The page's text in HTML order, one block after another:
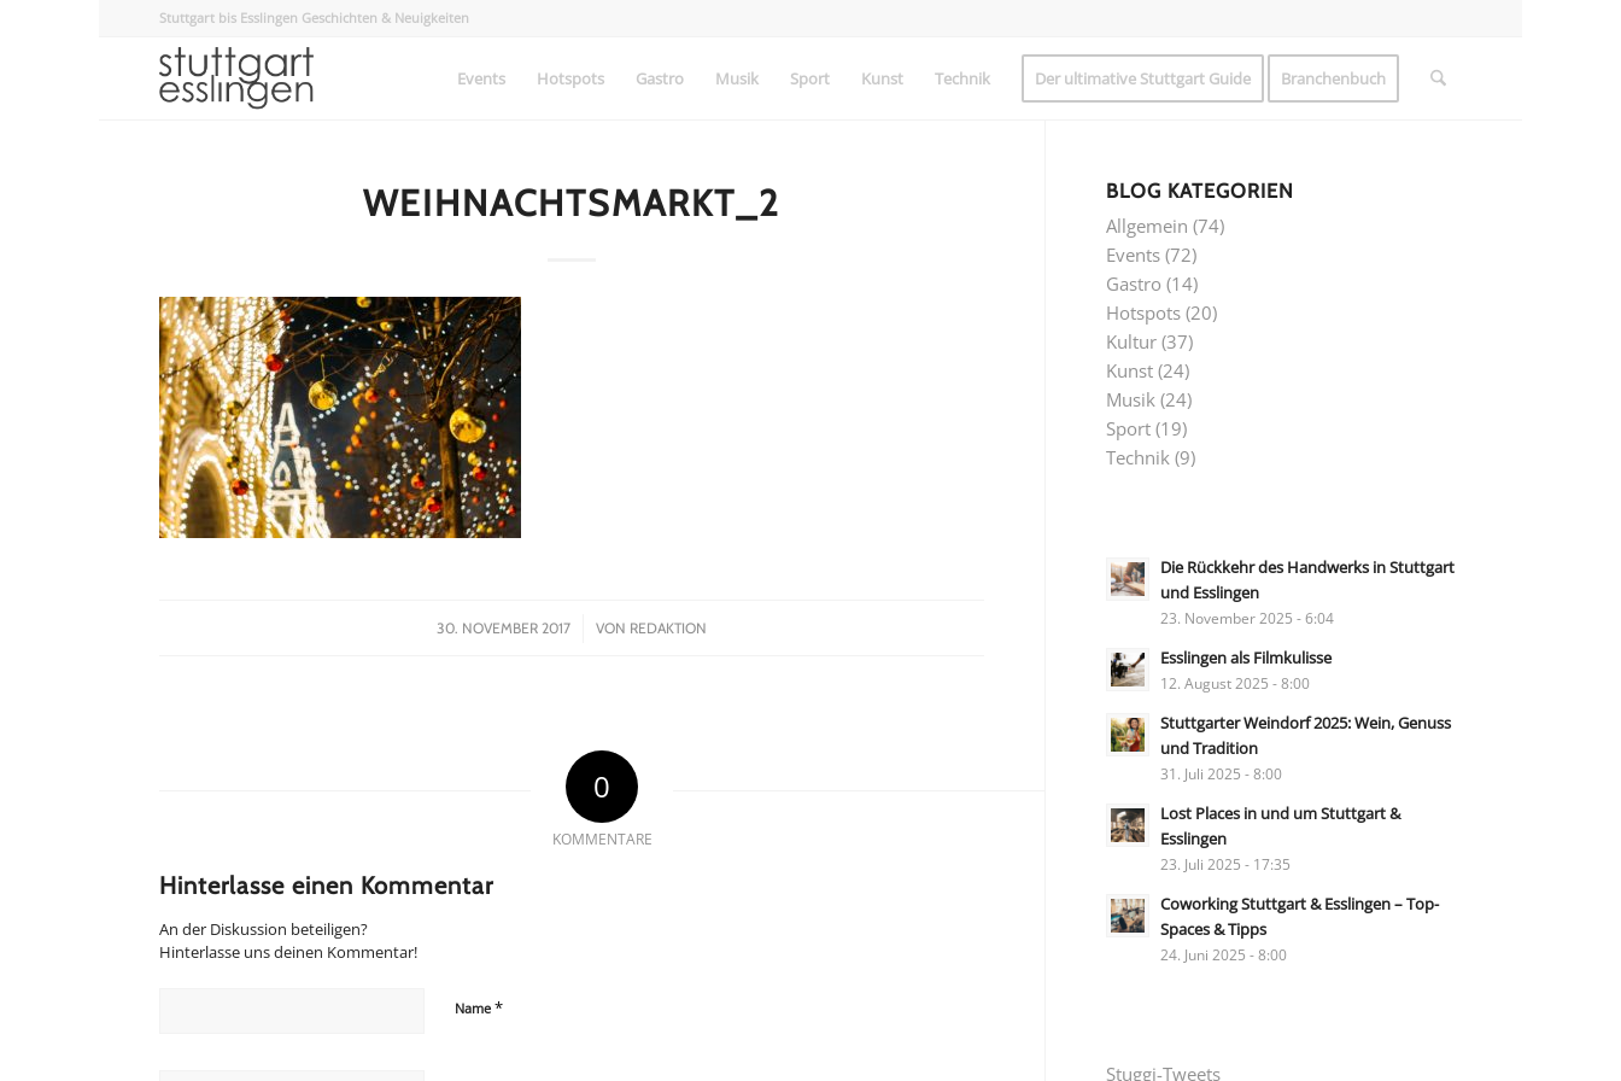
Stuttgart bis Esslingen Geschichten & Neuigkeiten
Events Hotspots Gastro Musik Sport Kunst Technik Der ultimative Stuttgart Guide Branchenbuch
WEIHNACHTSMARKT_2
30. NOVEMBER 2017
/ VON REDAKTION
0
KOMMENTARE
Hinterlasse einen Kommentar
An der Diskussion beteiligen?
Hinterlasse uns deinen Kommentar!
Name *
BLOG KATEGORIEN
Allgemein (74)
Events (72)
Gastro (14)
Hotspots (20)
Kultur (37)
Kunst (24)
Musik (24)
Sport (19)
Technik (9)
Die Rückkehr des Handwerks in Stuttgart
und Esslingen
23. November 2025 - 6:04
Esslingen als Filmkulisse
12. August 2025 - 8:00
Stuttgarter Weindorf 2025: Wein, Genuss
und Tradition
31. Juli 2025 - 8:00
Lost Places in und um Stuttgart &
Esslingen
23. Juli 2025 - 17:35
Coworking Stuttgart & Esslingen – Top-
Spaces & Tipps
24. Juni 2025 - 8:00
Stuggi-Tweets